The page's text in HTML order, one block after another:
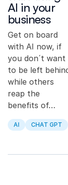
AI in your
business
Get on board
with AI now, if
you don´t want
to be left
while others
reap the
benefits of…
AI CHAT GPT